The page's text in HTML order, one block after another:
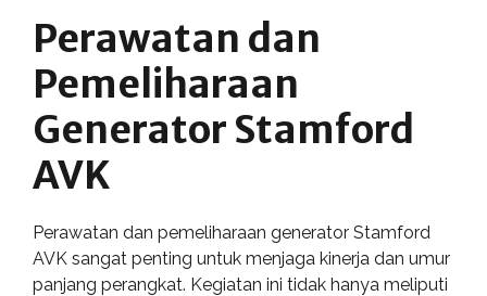
Perawatan dan
Pemeliharaan
Generator Stamford
AVK
Perawatan dan pemeliharaan generator Stamford
AVK sangat penting untuk menjaga kinerja dan umur
panjang perangkat. Kegiatan ini tidak hanya meliputi